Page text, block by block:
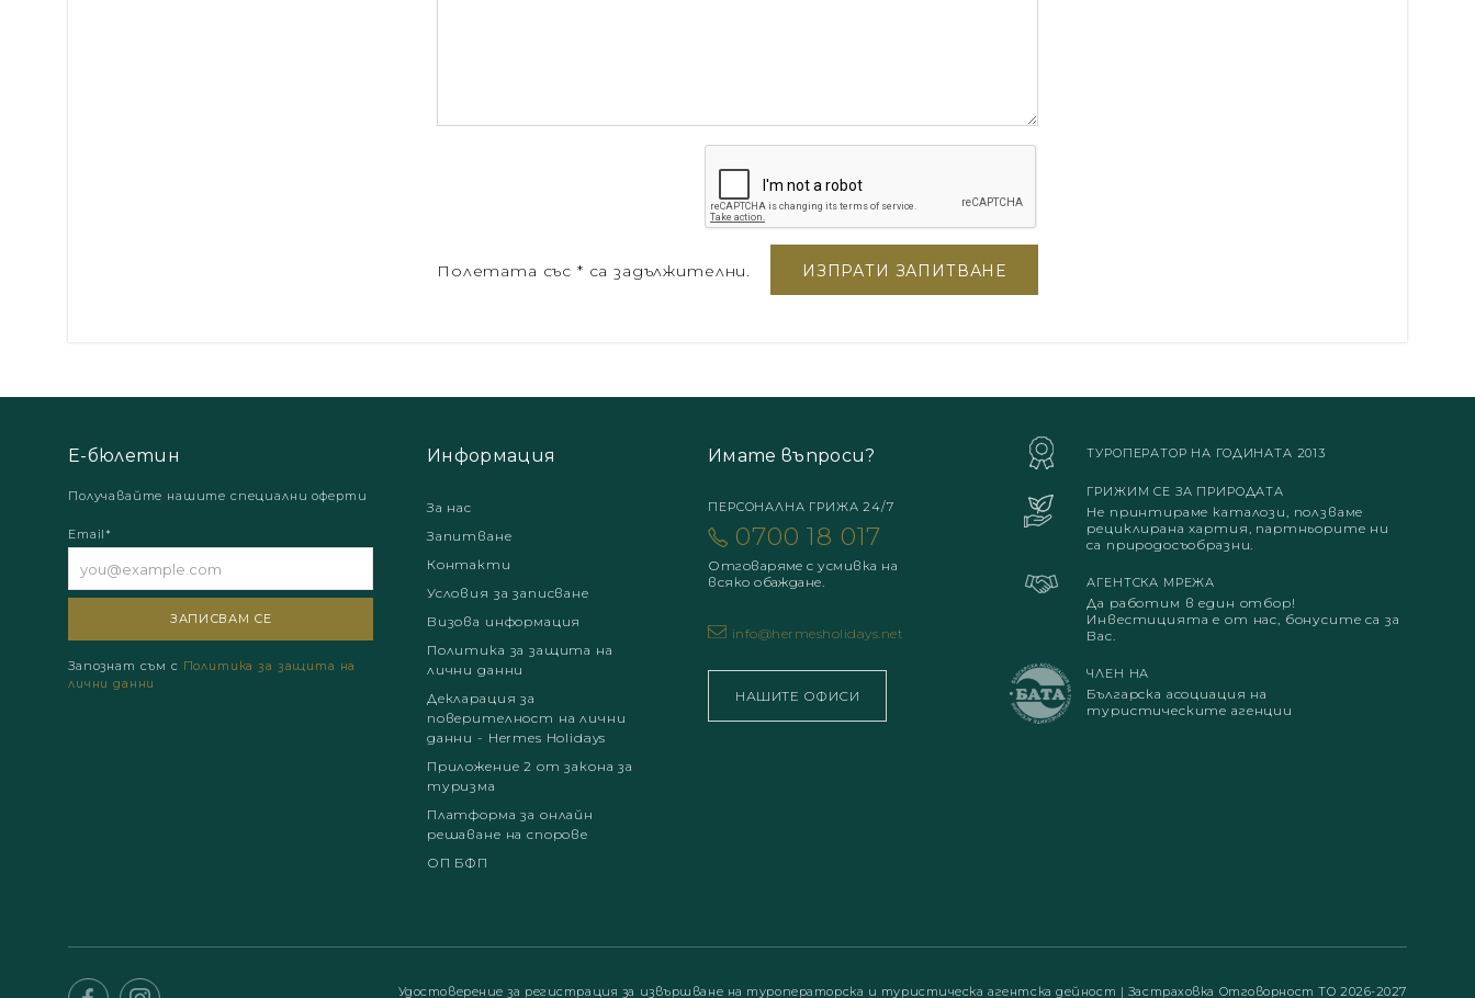
Полетата със * са задължителни.
Е-бюлетин
Получавайте нашите специални оферти
Email*
Запознат съм с Политика за защита на
лични данни
Информация
За нас
Запитване
Контакти
Условия за записване
Визова информация
Политика за защита на
лични данни
Декларация за
поверителност на лични
данни - Hermes Holidays
Приложение 2 от закона за
туризма
Платформа за онлайн
решаване на спорове
ОП БФП
Имате въпроси?
ПЕРСОНАЛНА ГРИЖА 24/7
0700 18 017
Отговаряме с усмивка на
всяко обаждане.
info@hermesholidays.net
НАШИТЕ ОФИСИ
ТУРОПЕРАТОР НА ГОДИНАТА 2013
ГРИЖИМ СЕ ЗА ПРИРОДАТА
Не принтираме каталози, ползваме
рециклирана хартия, партньорите ни
са природосъобразни.
АГЕНТСКА МРЕЖА
Да работим в един отбор!
Инвестицията е от нас, бонусите са за
Вас.
ЧЛЕН НА
Българска асоциация на
туристическите агенции
Удостоверение за регистрация за извършване на туроператорска и туристическа агентска дейност | Застраховка Отговорност ТО 2026-2027